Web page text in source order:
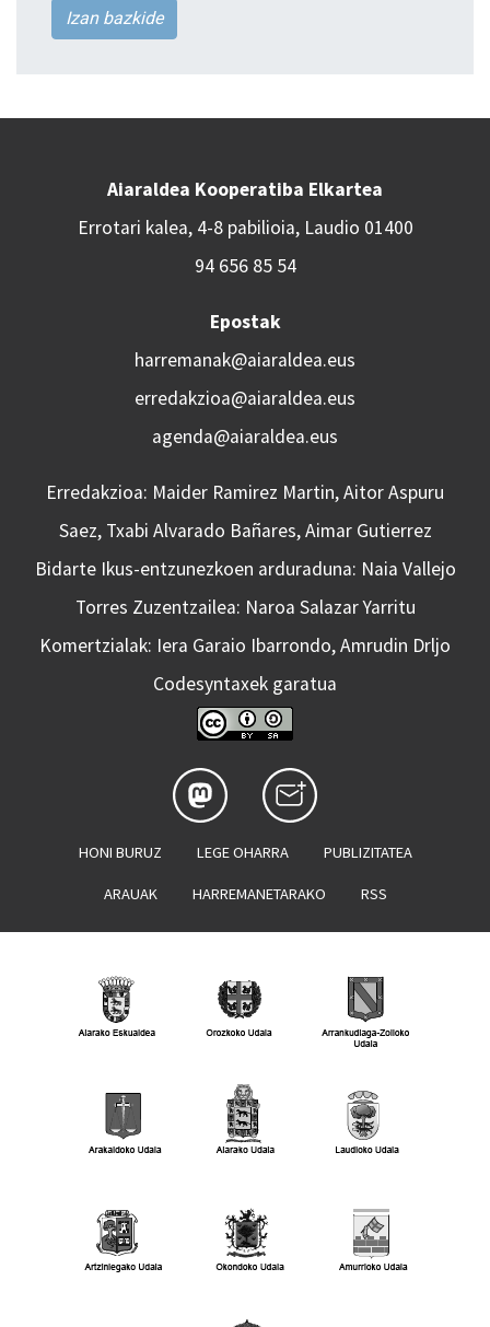
Izan bazkide
Aiaraldea Kooperatiba Elkartea
Errotari kalea, 4-8 pabilioia, Laudio 01400
94 656 85 54
Epostak
harremanak@aiaraldea.eus
erredakzioa@aiaraldea.eus
agenda@aiaraldea.eus
Erredakzioa: Maider Ramirez Martin, Aitor Aspuru
Saez, Txabi Alvarado Bañares, Aimar Gutierrez
Bidarte Ikus-entzunezkoen arduraduna: Naia Vallejo
Torres Zuzentzailea: Naroa Salazar Yarritu
Komertzialak: Iera Garaio Ibarrondo, Amrudin Drljo
Codesyntaxek garatua
HONI BURUZ LEGE OHARRA PUBLIZITATEA
ARAUAK HARREMANETARAKO RSS